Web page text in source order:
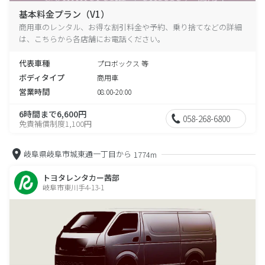
基本料金プラン（V1）
商用車のレンタル、お得な割引料金や予約、乗り捨てなどの詳細
は、こちらから各店舗にお電話ください。
代表車種 プロボックス 等
ボディタイプ 商用車
営業時間 08:00-20:00
6時間まで6,600円
免責補償制度1,100円 058-268-6800
岐阜県岐阜市城東通一丁目から 1774m
トヨタレンタカー茜部
岐阜市東川手4-13-1